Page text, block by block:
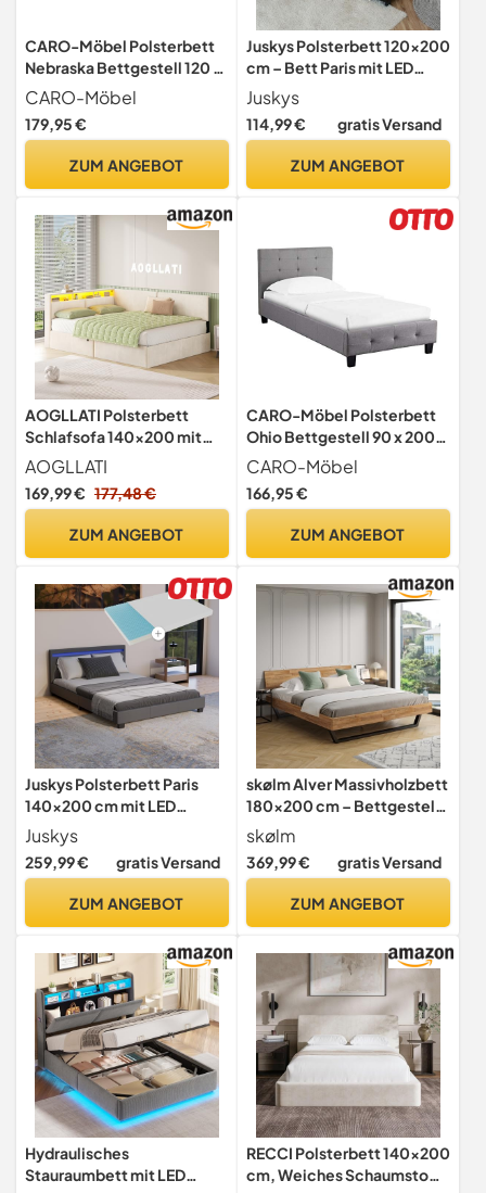
CARO-Möbel Polsterbett
Nebraska Bettgestell 120 x
200 cm Einzelbett
Designbett inklusive
Lattenrost Textilbezug in
CARO-Möbel
179,95 €
ZUM ANGEBOT
Juskys Polsterbett 120x200
cm – Bett Paris mit LED
Beleuchtung, Lattenrost &
Kopfteil, modernes
Doppelbett aus Kunstleder
Juskys
114,99 € gratis Versand
ZUM ANGEBOT
AOGLLATI Polsterbett
Schlafsofa 140x200 mit
USB-Steckdosen &
hydraulischem Stauraum,
Betten 140x200 mit LED-
Kinderbett Tagesbett,
(ohne Matratze)
AOGLLATI
169,99 € 177,48 €
ZUM ANGEBOT
CARO-Möbel Polsterbett
Ohio Bettgestell 90 x 200
cm Einzelbett Designbett
inklusive Lattenrost
Textilbezug in grau
CARO-Möbel
166,95 €
ZUM ANGEBOT
Juskys Polsterbett Paris
140x200 cm mit LED
Beleuchtung, Matratze,
Lattenrost & Kopfteil -
Kunstleder & Holz - grau -
Bettgestell
Juskys
259,99 € gratis Versand
ZUM ANGEBOT
skølm Alver Massivholzbett
180x200 cm – Bettgestell
aus Massivholz Eiche geölt
– Holzbett mit schwarzen
Metallkufen –
Strebe als Bettkopf –
Doppelbett
skølm
369,99 € gratis Versand
ZUM ANGEBOT
Hydraulisches
Stauraumbett mit LED
RECCI Polsterbett 140x200
cm, Weiches Schaumstoff-